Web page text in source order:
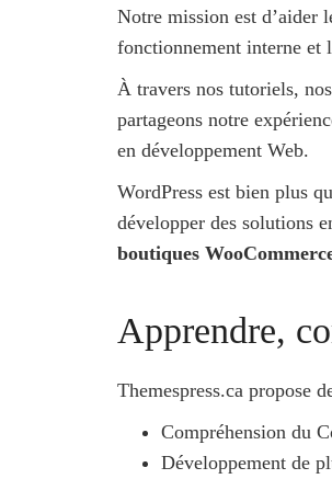
Notre mission est d’aider
fonctionnement interne et
À travers nos tutoriels,
partageons notre
en développement Web.
WordPress est bien plus
développer des solutions
boutiques
Apprendre,
Themespress.ca propose
Compréhension du
Développement de